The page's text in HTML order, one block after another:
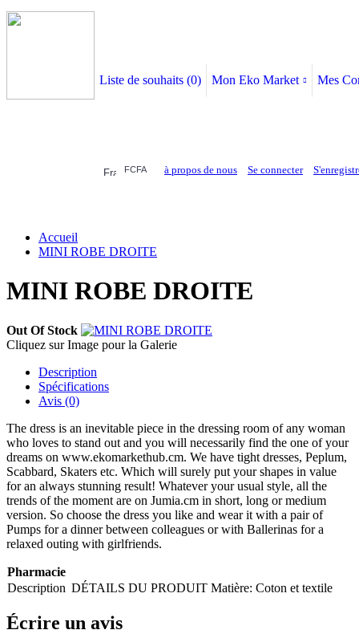
Liste de souhaits (0) Mon Eko Market Mes
FCFA à propos de nous Se connecter
Accueil
MINI ROBE DROITE
MINI ROBE DROITE
Out Of Stock
Cliquez sur Image pour la Galerie
Description
Spécifications
Avis (0)
The dress is an inevitable piece in the dressing room of any woman
who loves to stand out and you will necessarily find the one of your
dreams on www.ekomarkethub.cm. We have tight dresses, Peplum,
Scabbard, Skaters etc. Which will surely put your shapes in value
for an always stunning result! Whatever your usual style, all the
trends of the moment are on Jumia.cm in short, long or medium
version. So choose the dress you like and wear it with a pair of
Pumps for a dinner between colleagues or with Ballerinas for a
relaxed outing with girlfriends.
Pharmacie
Description DÉTAILS DU PRODUIT Matière: Coton et textile
Écrire un avis